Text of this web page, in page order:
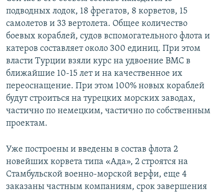
подводных лодок, 18 фрегатов, 8 корветов, 15
самолетов и 33 вертолета. Общее количество
боевых кораблей, судов вспомогательного флота и
катеров составляет около 300 единиц. При этом
власти Турции взяли курс на удвоение ВМС в
ближайшие 10-15 лет и на качественное их
переоснащение. При этом 100% новых кораблей
будут строиться на турецких морских заводах,
частично по немецким, частично по собственным
проектам.
Уже построены и введены в состав флота 2
новейших корвета типа «Ада», 2 строятся на
Стамбульской военно-морской верфи, еще 4
заказаны частным компаниям, срок завершения